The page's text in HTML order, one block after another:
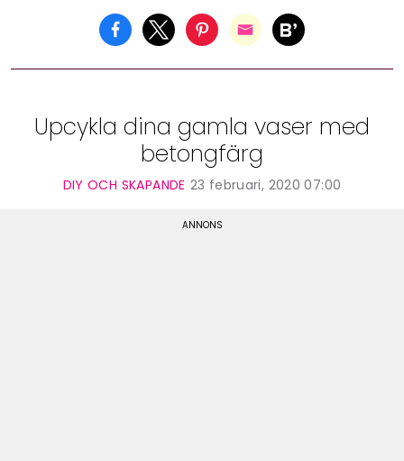
Upcykla dina gamla vaser med
betongfärg
DIY OCH SKAPANDE 23 februari, 2020 07:00